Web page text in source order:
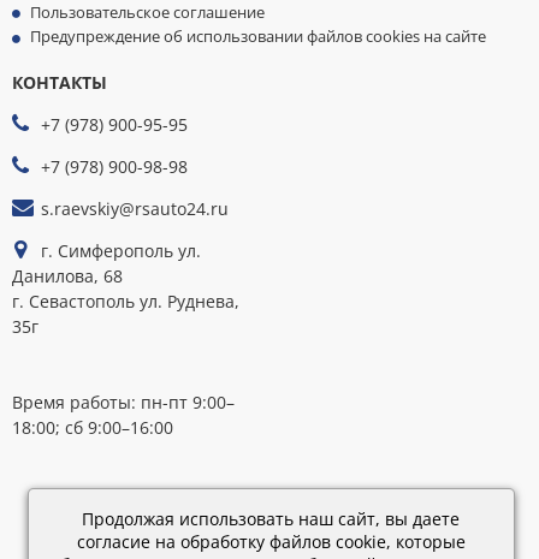
Пользовательское соглашение
Предупреждение об использовании файлов cookies на сайте
КОНТАКТЫ
+7 (978) 900-95-95
+7 (978) 900-98-98
s.raevskiy@rsauto24.ru
г. Симферополь ул.
Данилова, 68
г. Севастополь ул. Руднева,
35г
Время работы: пн-пт 9:00–
18:00; сб 9:00–16:00
Каталог
28.02.2019
15:45
Продолжая использовать наш сайт, вы даете
согласие на обработку файлов cookie, которые